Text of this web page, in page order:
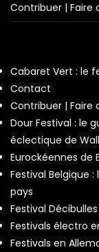
Contribuer | Faire
Cabaret Vert : le
Contact
Contribuer | Faire
Dour Festival : le
éclectique de
Eurockéennes de
Festival Belgique
pays
Festival Décibulles
Festivals électro
Festivals en